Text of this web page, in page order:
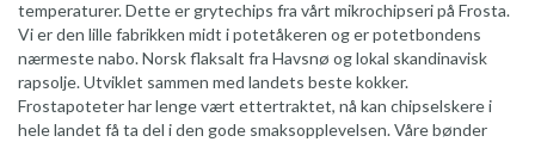
temperaturer. Dette er grytechips fra vårt mikrochipseri på Frosta.
Vi er den lille fabrikken midt i potetåkeren og er potetbondens
nærmeste nabo. Norsk flaksalt fra Havsnø og lokal skandinavisk
rapsolje. Utviklet sammen med landets beste kokker.
Frostapoteter har lenge vært ettertraktet, nå kan chipselskere i
hele landet få ta del i den gode smaksopplevelsen. Våre bønder